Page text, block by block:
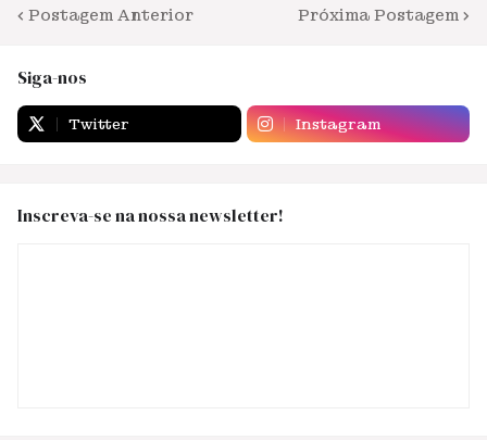
Postagem Anterior Próxima Postagem
Siga-nos
Twitter Instagram
Inscreva-se na nossa newsletter!